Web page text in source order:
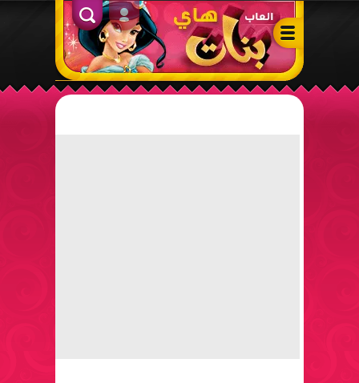
ألعاب بنات هاي – أفضل ألعاب تلبيس، مكياج، طبخ وأنشطة ممتعة
الدخول